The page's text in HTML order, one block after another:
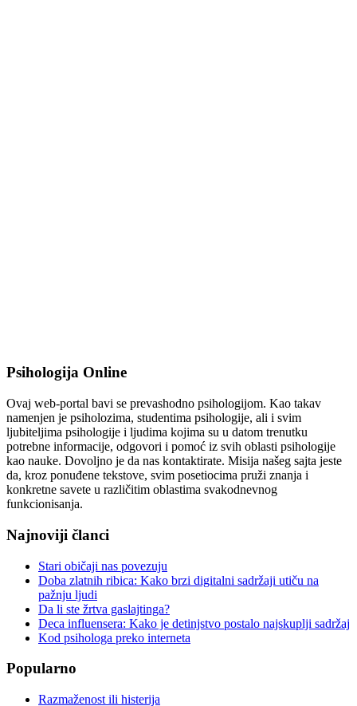
Psihologija Online
Ovaj web-portal bavi se prevashodno psihologijom. Kao takav
namenjen je psiholozima, studentima psihologije, ali i svim
ljubiteljima psihologije i ljudima kojima su u datom trenutku
potrebne informacije, odgovori i pomoć iz svih oblasti psihologije
kao nauke. Dovoljno je da nas kontaktirate. Misija našeg sajta jeste
da, kroz ponuđene tekstove, svim posetiocima pruži znanja i
konkretne savete u različitim oblastima svakodnevnog
funkcionisanja.
Najnoviji članci
Stari običaji nas povezuju
Doba zlatnih ribica: Kako brzi digitalni sadržaji utiču na
pažnju ljudi
Da li ste žrtva gaslajtinga?
Deca influensera: Kako je detinjstvo postalo najskuplji sadržaj
Kod psihologa preko interneta
Popularno
Razmaženost ili histerija